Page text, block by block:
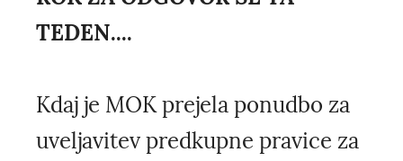
TEDEN....
Kdaj je MOK prejela ponudbo za
uveljavitev predkupne pravice za